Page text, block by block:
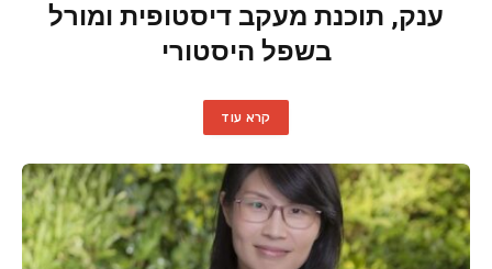
ענק, תוכנת מעקב דיסטופית ומורל
בשפל היסטורי
קרא עוד